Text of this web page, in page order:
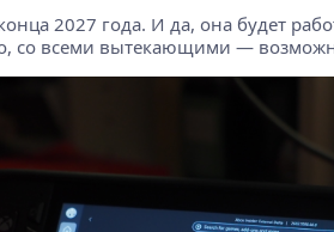
2027 года. И да, она будет
всеми вытекающими —